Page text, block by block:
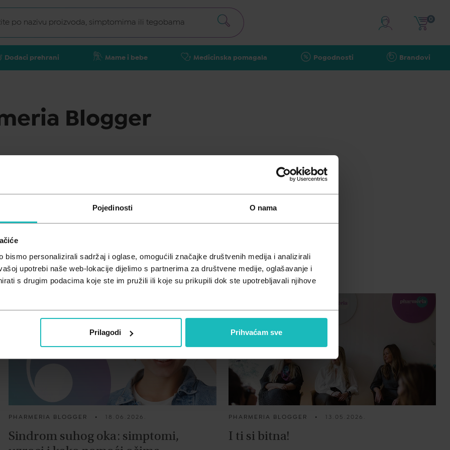
Pojedinosti O nama
bismo personalizirali sadržaj i oglase, omogućili značajke društvenih medija i analizirali
upotrebi naše web-lokacije dijelimo s partnerima za društvene medije, oglašavanje i
s drugim podacima koje ste im pružili ili koje su prikupili dok ste upotrebljavali njihove
Prilagodi Prihvaćam sve
Dodaci prehrani Mame i bebe Medicinska pomagala Pogodnosti Brandovi
0
Blogger
hrvatske veledrogerije Medike. Pharmeria tim neprestano proširuje
suradnju sa stručnjacima iz područja farmacije, zdravstva, medicine i
i podržati svoje čitatelje, pomažući im da donesu promišljene odluke o
PHARMERIA BLOGGER • 18.06.2026.
Sindrom suhog oka: simptomi,
PHARMERIA BLOGGER • 13.05.2026.
I ti si bitna!